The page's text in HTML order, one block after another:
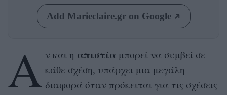
Add Marieclaire.gr on Google
Α ν και η απιστίαμπορεί να συμβεί σε
κάθε σχέση, υπάρχει μια μεγάλη
διαφορά όταν πρόκειται για τις σχέσεις